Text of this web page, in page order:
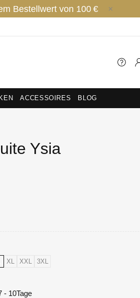
Bestellwert von 100 €
ACCESSOIRES BLOG
Ysia
XL XXL 3XL
- 10Tage